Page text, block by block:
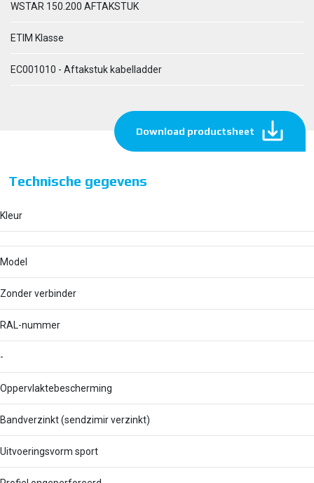
WSTAR 150.200 AFTAKSTUK
ETIM Klasse
EC001010 - Aftakstuk kabelladder
Download productsheet
Technische gegevens
Kleur
Model
Zonder verbinder
RAL-nummer
-
Oppervlaktebescherming
Bandverzinkt (sendzimir verzinkt)
Uitvoeringsvorm sport